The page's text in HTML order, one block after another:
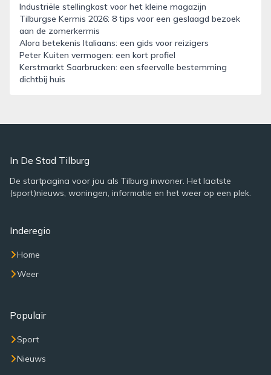
Industriële stellingkast voor het kleine magazijn
Tilburgse Kermis 2026: 8 tips voor een geslaagd bezoek
aan de zomerkermis
Alora betekenis Italiaans: een gids voor reizigers
Peter Kuiten vermogen: een kort profiel
Kerstmarkt Saarbrucken: een sfeervolle bestemming
dichtbij huis
In De Stad Tilburg
De startpagina voor jou als Tilburg inwoner. Het laatste
(sport)nieuws, woningen, informatie en het weer op een plek.
Inderegio
Home
Weer
Populair
Sport
Nieuws